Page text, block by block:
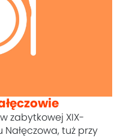
zabytkowej XIX-
tuż przy